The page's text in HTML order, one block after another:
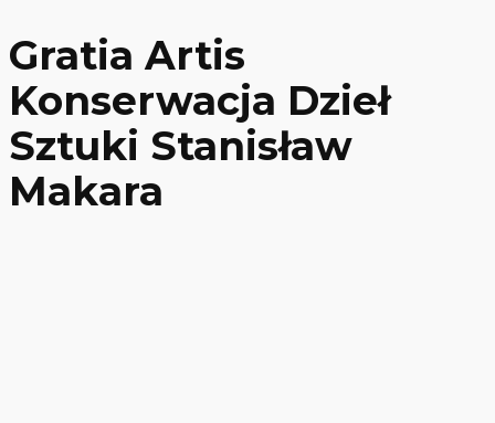
Gratia Artis
Konserwacja Dzieł
Sztuki Stanisław
Makara